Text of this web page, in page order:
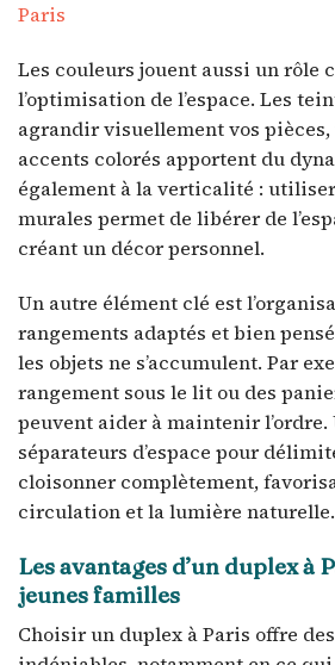
Paris
Les couleurs jouent aussi un rôle
l’optimisation de l’espace. Les
agrandir visuellement vos pièces,
accents colorés apportent du
également à la verticalité :
murales permet de libérer de
créant un décor personnel.
Un autre élément clé est
rangements adaptés et bien
les objets ne s’accumulent. Par
rangement sous le lit ou des
peuvent aider à maintenir
séparateurs d’espace pour
cloisonner complètement,
circulation et la lumière naturelle.
Les avantages d’un duplex à
jeunes familles
Choisir un duplex à Paris offre